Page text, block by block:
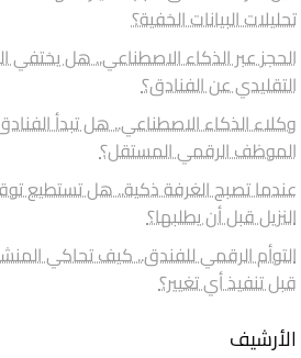
تحليلات البيانات الخفية؟
الحجز عبر الذكاء الاصطناعي.. هل يختفي
التقليدي عن الفنادق؟
وكلاء الذكاء الاصطناعي.. هل تبدأ
الموظف الرقمي المستقل؟
عندما تصبح الغرفة ذكية.. هل تستطيع
النزيل قبل أن يطلبها؟
التوأم الرقمي للفندق.. كيف تحاكي
قبل تنفيذ أي تغيير؟
الأرشيف